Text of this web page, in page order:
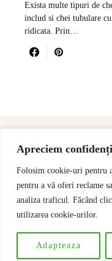
Apreciem
Folosim cookie-uri pentru
pentru a vă oferi reclame
analiza traficul. Făcând
utilizarea cookie-urilor.
Adapteaza
Exista multe tipuri de
includ si chei tubulare
ridicata. Prin…